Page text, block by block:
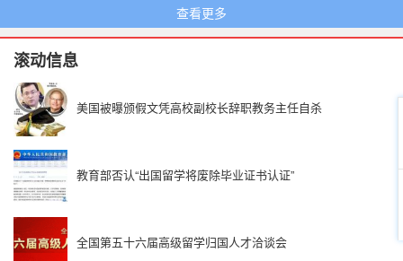
查看更多
滚动信息
美国被曝颁假文凭高校副校长辞职教务主任自杀
教育部否认“出国留学将废除毕业证书认证”
全国第五十六届高级留学归国人才洽谈会